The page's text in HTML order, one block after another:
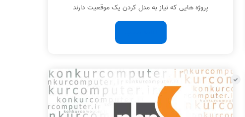
پروژه هایی که نیاز به مدل کردن یک موقعیت دارند